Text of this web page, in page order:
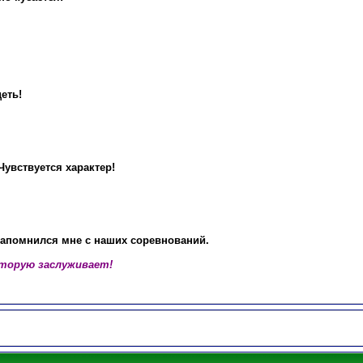
характер!
мне с наших соревнований.
заслуживает!